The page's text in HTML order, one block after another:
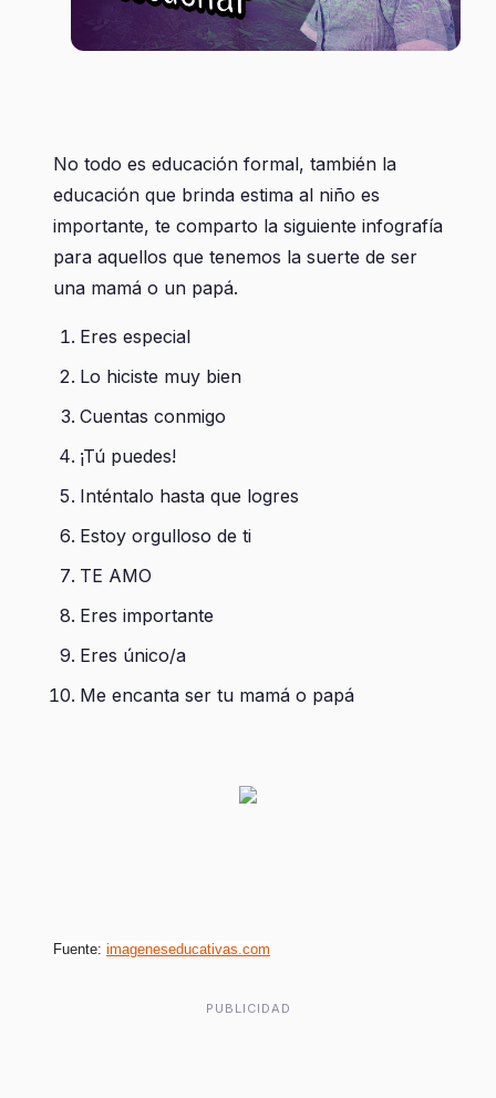
No todo es educación formal, también la
educación que brinda estima al niño es
importante, te comparto la siguiente infografía
para aquellos que tenemos la suerte de ser
una mamá o un papá.
Eres especial
Lo hiciste muy bien
Cuentas conmigo
¡Tú puedes!
Inténtalo hasta que logres
Estoy orgulloso de ti
TE AMO
Eres importante
Eres único/a
Me encanta ser tu mamá o papá
Fuente: imageneseducativas.com
PUBLICIDAD